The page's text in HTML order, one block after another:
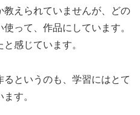
教えられていませんが、どの
って、作品にしています。
感じています。
というのも、学習にはとて
す。